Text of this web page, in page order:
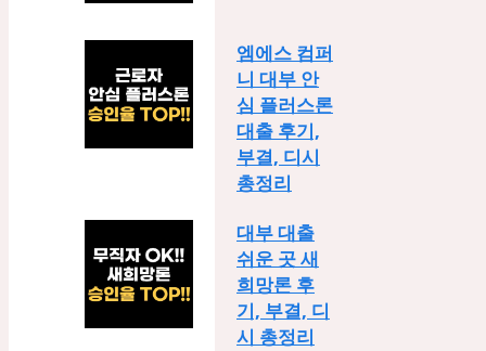
엠에스 컴퍼
니 대부 안
심 플러스론
대출 후기,
부결, 디시
총정리
대부 대출
쉬운 곳 새
희망론 후
기, 부결, 디
시 총정리